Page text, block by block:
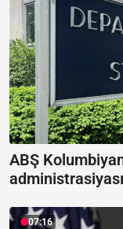
ABŞ
07:16